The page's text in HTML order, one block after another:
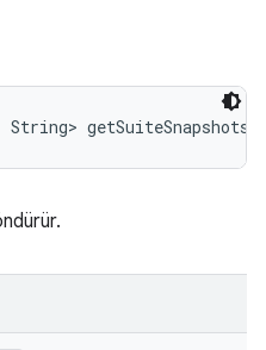
String> getSuiteSnapshots